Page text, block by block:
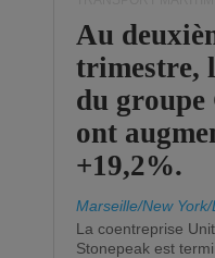
Au
trimestre,
du
ont
+19,2%.
Marseille/New
La coentreprise
Stonepeak est